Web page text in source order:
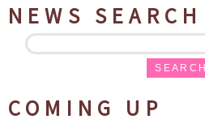
NEWS SEARCH
SEARCH
COMING UP